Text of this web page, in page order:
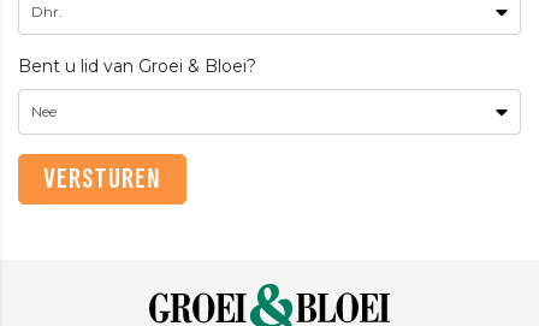
Bent u lid van Groei & Bloei?